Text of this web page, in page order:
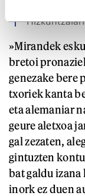
»Mirandek
bretoi
genezake bere
txoriek kanta
eta alemaniar
geure aletxoa
gal zezaten,
gintuzten
bat galdu
inork ez duen